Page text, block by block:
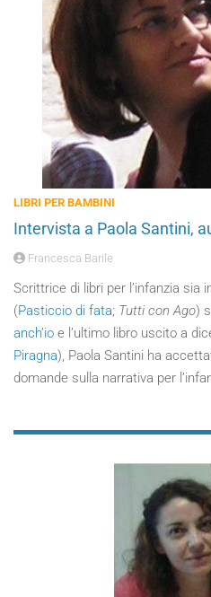
LIBRI PER BAMBINI
Intervista a Paola Santini,
Francesca Barile
Scrittrice di libri per l’infanzia sia
(Pasticcio di fata; Tutti con Ago)
anch’io e l’ultimo libro uscito a
Piragna), Paola Santini ha
domande sulla narrativa per